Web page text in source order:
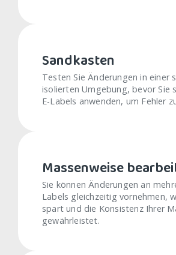
Sandkasten
Testen Sie Änderungen in einer
isolierten Umgebung, bevor Sie
E-Labels anwenden, um Fehler
Massenweise
Sie können Änderungen an
Labels gleichzeitig vornehmen,
spart und die Konsistenz Ihrer
gewährleistet.